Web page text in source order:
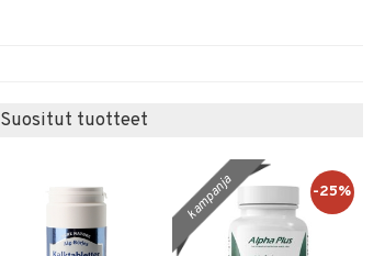
Suositut tuotteet
kampanja -25%